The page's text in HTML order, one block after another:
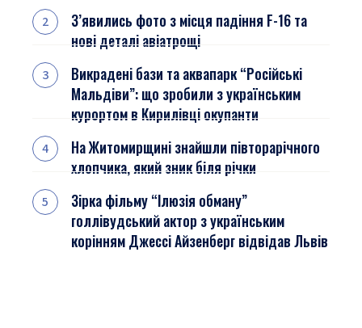
З’явились фото з місця падіння F-16 та
нові деталі авіатрощі
Викрадені бази та аквапарк “Російські
Мальдіви”: що зробили з українським
курортом в Кирилівці окупанти
На Житомирщині знайшли півторарічного
хлопчика, який зник біля річки
Зірка фільму “Ілюзія обману”
голлівудський актор з українським
корінням Джессі Айзенберг відвідав Львів